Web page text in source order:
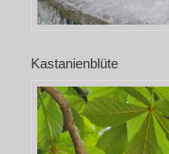
Kastanienblüte